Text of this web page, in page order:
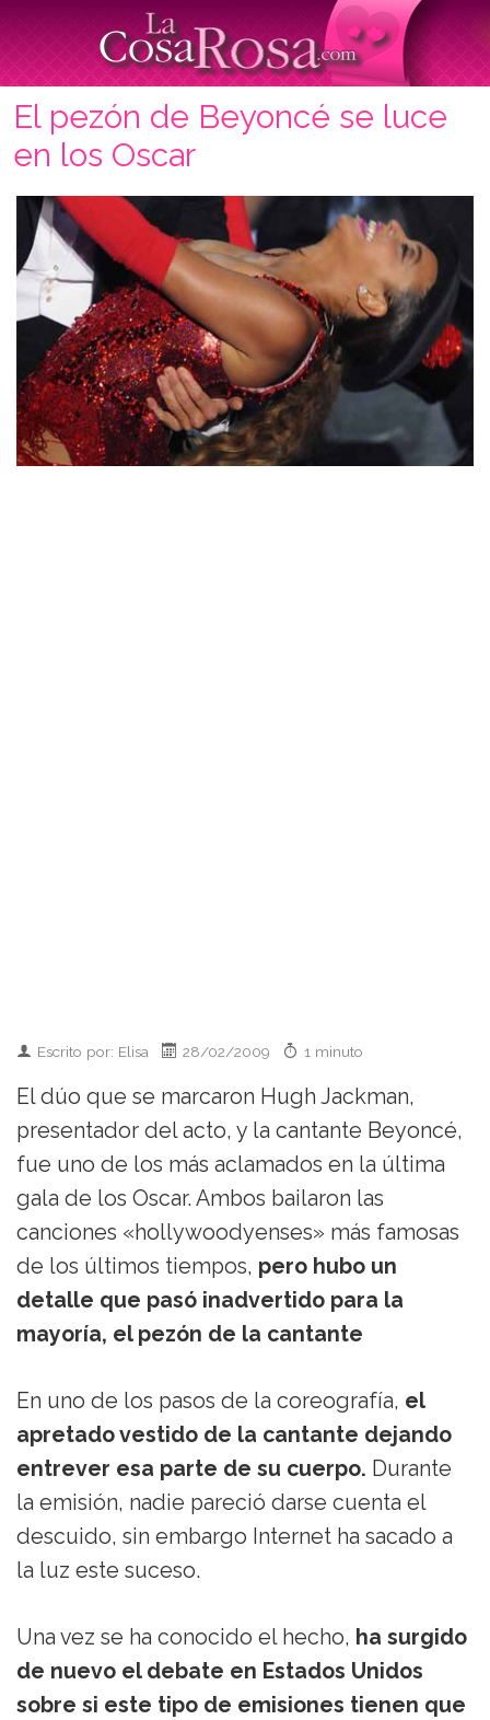
El pezón de Beyoncé se luce
en los Oscar
Escrito por: Elisa 28/02/2009 1 minuto
El dúo que se marcaron Hugh Jackman,
presentador del acto, y la cantante Beyoncé,
fue uno de los más aclamados en la última
gala de los Oscar. Ambos bailaron las
canciones «hollywoodyenses» más famosas
de los últimos tiempos, pero hubo un
detalle que pasó inadvertido para la
mayoría, el pezón de la cantante
En uno de los pasos de la coreografía, el
apretado vestido de la cantante dejando
entrever esa parte de su cuerpo. Durante
la emisión, nadie pareció darse cuenta el
descuido, sin embargo Internet ha sacado a
la luz este suceso.
Una vez se ha conocido el hecho, ha surgido
de nuevo el debate en Estados Unidos
sobre si este tipo de emisiones tienen que